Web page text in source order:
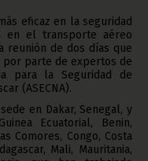
eficaz en la seguridad
en el transporte aéreo
reunión de dos días que
por parte de expertos de
para la Seguridad de
(ASECNA).
en Dakar, Senegal, y
Ecuatorial, Benin,
Comores, Congo, Costa
Mali, Mauritania,